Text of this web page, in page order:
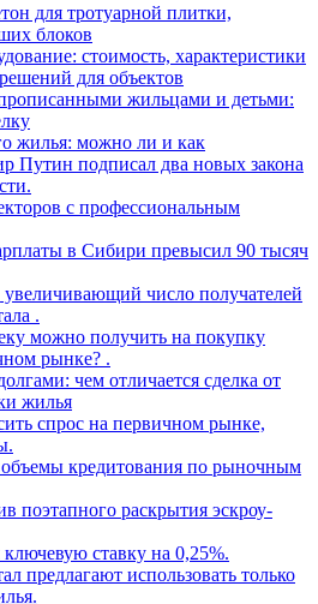
для тротуарной плитки,
блоков
стоимость, характеристики
для объектов
жильцами и детьми:
жилья: можно ли и как
Путин подписал два новых закона
с профессиональным
в Сибири превысил 90 тысяч
увеличивающий число получателей
.
можно получить на покупку
рынке? .
чем отличается сделка от
жилья
спрос на первичном рынке,
кредитования по рыночным
поэтапного раскрытия эскроу-
ставку на 0,25%.
предлагают использовать только